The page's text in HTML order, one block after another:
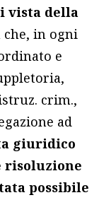
vista della
che, in ogni
e
crim.,
ad
giuridico
risoluzione
possibile